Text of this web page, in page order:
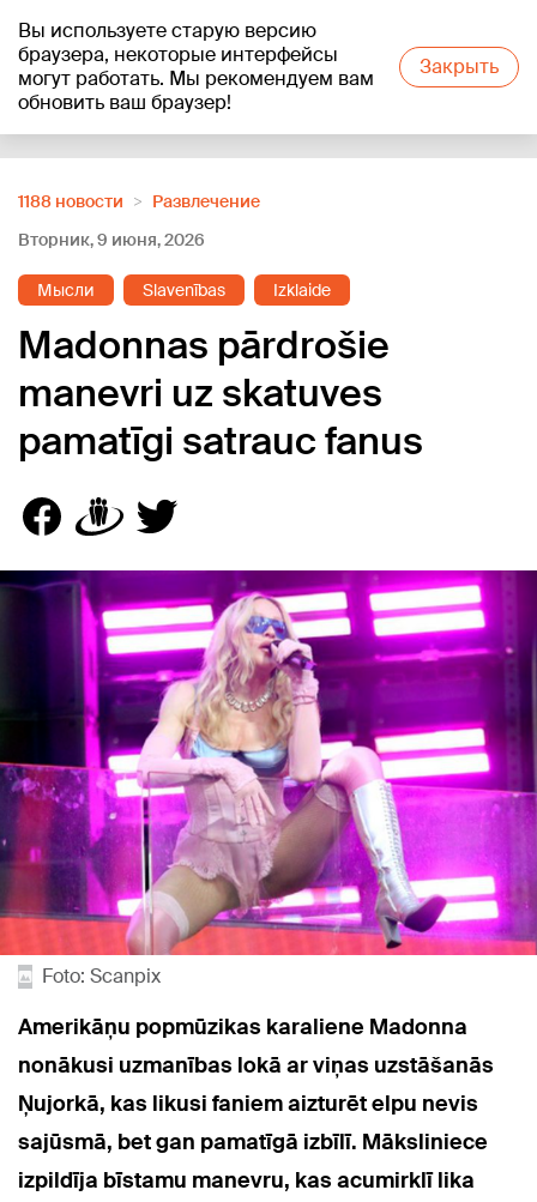
Вы используете старую версию
браузера, некоторые интерфейсы
могут работать. Мы рекомендуем вам
обновить ваш браузер!
Закрыть
+21°C
1188 новости
Развлечение
Вторник, 9 июня, 2026
Мысли Slavenības Izklaide
Madonnas pārdrošie
manevri uz skatuves
pamatīgi satrauc fanus
Foto: Scanpix
Amerikāņu popmūzikas karaliene Madonna
nonākusi uzmanības lokā ar viņas uzstāšanās
Ņujorkā, kas likusi faniem aizturēt elpu nevis
sajūsmā, bet gan pamatīgā izbīlī. Māksliniece
izpildīja bīstamu manevru, kas acumirklī lika